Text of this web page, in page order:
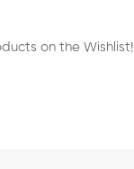
on the Wishlist!